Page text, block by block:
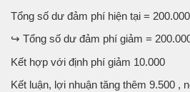
Tổng số dư đảm phí hiện tại = 200.000
↪ Tổng số dư đảm phí giảm =
Kết hợp với định phí giảm 10.000
Kết luận, lợi nhuận tăng thêm 9.500 ,